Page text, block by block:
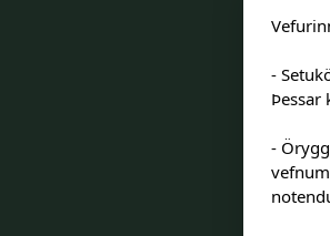
-
Þessar
-